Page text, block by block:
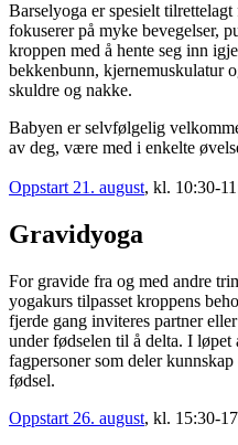
Barselyoga er spesielt
fokuserer på myke bevegelser,
kroppen med å hente seg inn
bekkenbunn, kjernemuskulatur
skuldre og nakke.
Babyen er selvfølgelig
av deg, være med i enkelte
Oppstart 21. august, kl. 10:30-
Gravidyoga
For gravide fra og med andre
yogakurs tilpasset kroppens
fjerde gang inviteres partner
under fødselen til å delta. I
fagpersoner som deler
fødsel.
Oppstart 26. august, kl. 15:30-